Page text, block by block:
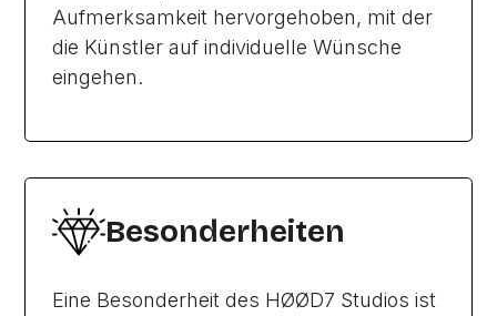
Aufmerksamkeit hervorgehoben, mit der
die Künstler auf individuelle Wünsche
eingehen.
Besonderheiten
Eine Besonderheit des HØØD7 Studios ist